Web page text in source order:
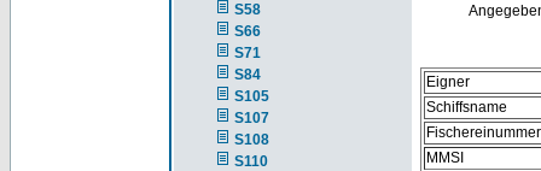
S58
S66
S71
S84
S105
S107
S108
S110
Eigner
Schiffsname
Fischereinummer
MMSI